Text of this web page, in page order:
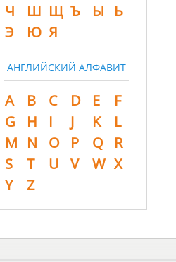
Ч
Ш Щ Ъ Ы
Ь
Э
Ю Я
АНГЛИЙСКИЙ АЛФАВИТ
A B C D E
F
G
H I J K
L
M N O P Q
R
S
T U V W X
Y
Z